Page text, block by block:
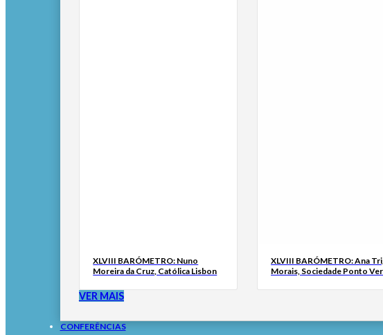
XLVIII BARÓMETRO: Nuno
Moreira da Cruz, Católica Lisbon
XLVIII BARÓMETRO: Ana
Morais, Sociedade Ponto
VER MAIS
CONFERÊNCIAS